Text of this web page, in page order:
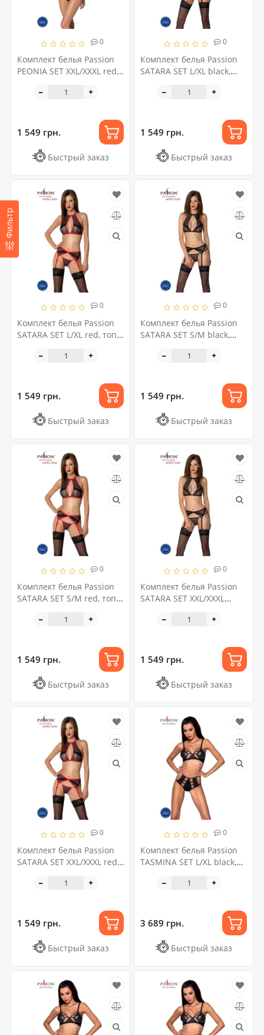
Фильтр
0
Комплект белья Passion
PEONIA SET XXL/XXXL red,
1 549 грн.
Быстрый заказ
0
Комплект белья Passion
SATARA SET L/XL black,
стринги
1 549 грн.
Быстрый заказ
0
Комплект белья Passion
SATARA SET L/XL red, топ,
1 549 грн.
Быстрый заказ
0
Комплект белья Passion
SATARA SET S/M black,
стринги
1 549 грн.
Быстрый заказ
0
Комплект белья Passion
SATARA SET S/M red, топ,
1 549 грн.
Быстрый заказ
0
Комплект белья Passion
SATARA SET XXL/XXXL
стринги
1 549 грн.
Быстрый заказ
0
Комплект белья Passion
SATARA SET XXL/XXXL red,
стринги
1 549 грн.
Быстрый заказ
0
Комплект белья Passion
TASMINA SET L/XL black,
корсетом сзади
3 689 грн.
Быстрый заказ